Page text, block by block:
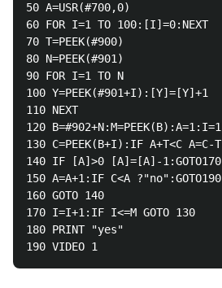
50 A=USR(#700,0)
60 FOR I=1 TO 100:[I]=0:NEXT
70 T=PEEK(#900)
80 N=PEEK(#901)
90 FOR I=1 TO N
100 Y=PEEK(#901+I):[Y]=[Y]+1
110 NEXT
120 B=#902+N:M=PEEK(B):A=1:I=1
130 C=PEEK(B+I):IF A+T<C A=C-T
140 IF [A]>0 [A]=[A]-1:GOTO170
150 A=A+1:IF C<A ?"no":GOTO190
160 GOTO 140
170 I=I+1:IF I<=M GOTO 130
180 PRINT "yes"